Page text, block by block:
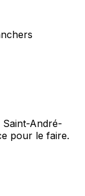
André-
pour le faire.